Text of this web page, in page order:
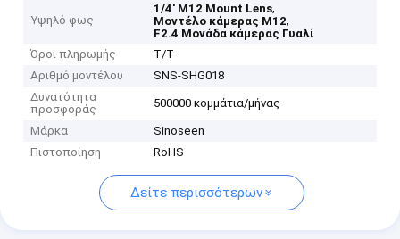
Υψηλό φως
1/4' M12 Mount Lens,
Μοντέλο κάμερας M12,
F2.4 Μονάδα κάμερας Γυαλί
Όροι πληρωμής
Τ/Τ
Αριθμό μοντέλου
SNS-SHG018
Δυνατότητα
προσφοράς
500000 κομμάτια/μήνας
Μάρκα
Sinoseen
Πιστοποίηση
RoHS
Δείτε περισσότερων